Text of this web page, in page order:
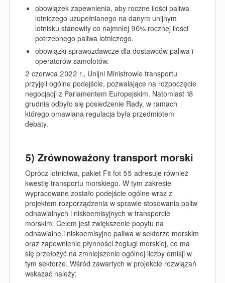
obowiązek zapewnienia, aby roczne ilości paliwa
lotniczego uzupełnianego na danym unijnym
lotnisku stanowiły co najmniej 90% rocznej ilości
potrzebnego paliwa lotniczego,
obowiązki sprawozdawcze dla dostawców paliwa i
operatorów samolotów.
2 czerwca 2022 r., Unijni Ministrowie transportu
przyjęli ogólne podejście, pozwalające na rozpoczęcie
negocjacji z Parlamentem Europejskim. Natomiast 18
grudnia odbyło się posiedzenie Rady, w ramach
którego omawiana regulacja była przedmiotem
debaty.
5) Zrównoważony transport morski
Oprócz lotnictwa, pakiet Fit fot 55 adresuje również
kwestię transportu morskiego. W tym zakresie
wypracowane zostało podejście ogólne wraz z
projektem rozporządzenia w sprawie stosowania paliw
odnawialnych i niskoemisyjnych w transporcie
morskim. Celem jest zwiększenie popytu na
odnawialne i niskoemisyjne paliwa w sektorze morskim
oraz zapewnienie płynności żeglugi morskiej, co ma
się przełożyć na zmniejszenie ogólnej liczby emisji w
tym sektorze. Wśród zawartych w projekcie rozwiązań
wskazać należy: